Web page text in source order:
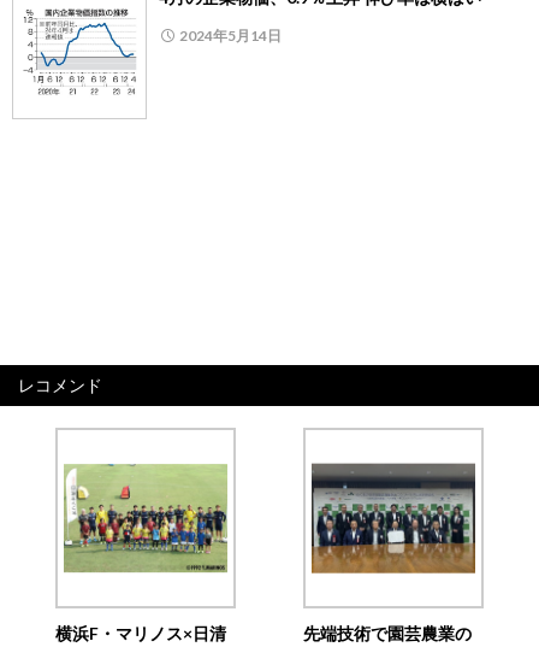
2024年5月14日
レコメンド
横浜F・マリノス×日清
先端技術で園芸農業の